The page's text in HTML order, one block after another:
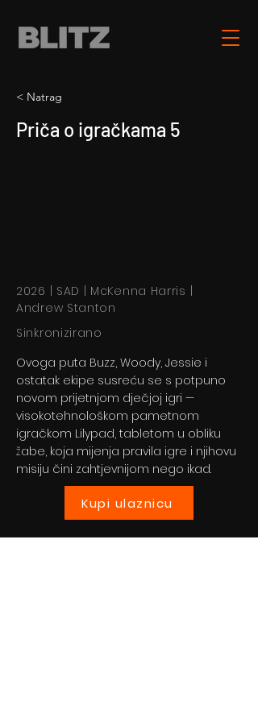
< Natrag
Priča o igračkama 5
2026 | SAD | McKenna Harris |
Andrew Stanton
Sinkronizirano
Ovoga puta Buzz, Woody, Jessie i
ostatak ekipe susreću se s potpuno
novom prijetnjom dječjoj igri —
visokotehnološkom pametnom
igračkom Lilypad, tabletom u obliku
žabe, koja mijenja pravila igre i njihovu
misiju čini zahtjevnijom nego ikad.
Kupi ulaznicu